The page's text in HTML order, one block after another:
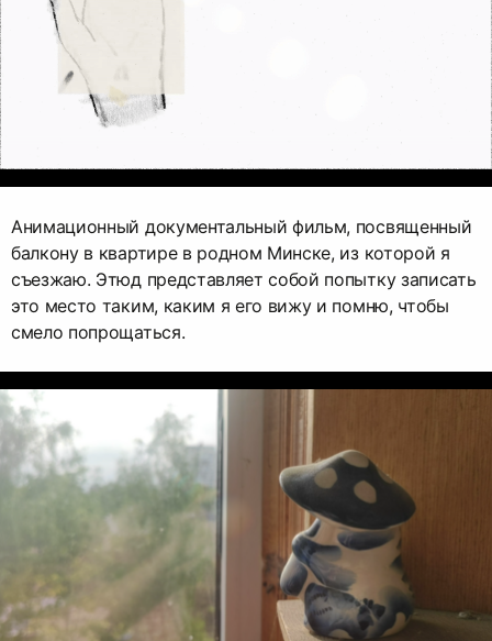
Анимационный документальный фильм, посвященный
балкону в квартире в родном Минске, из которой я
съезжаю. Этюд представляет собой попытку записать
это место таким, каким я его вижу и помню, чтобы
смело попрощаться.